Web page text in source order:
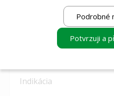
OLIBulk Fill je náš nový
kompozit s vynikajúcimi
pre spoľahlivé priame
chrupu. Celá kavita sa
celkového naplnenia
Indikácia
Podrobné
Potvrzuji a